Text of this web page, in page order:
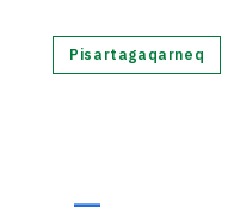
Pisartagaqarneq